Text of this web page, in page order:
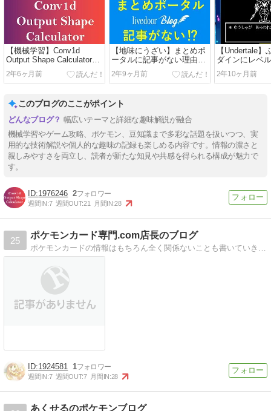
【機械学習】Conv1d
Output Shape Calculatorを
作りました【Python】
2年6ヶ月前
【地味にうざい】まとめポ
ータルに記事がない理由と
対処法【解析】
2年9ヶ月前
【Undertale】
ダインにレベ
11, レベル12
2年10ヶ月前
このブログのここがポイント
幅広いテーマと詳細な趣味解説が融合
機械学習やゲーム攻略、ポケモン、豆知識まで多彩な話題を扱いつつ、実
用的な技術解説や個人的な趣味の記録も楽しめる内容です。情報の濃さと
親しみやすさを両立し、読者が新たな知見や共感を得られる構成が魅力で
す。
1976246 2
週間IN:7 週間OUT:21 月間IN:28
25
ポケモンカード専門.com店長のブログ
1924581 1
週間IN:7 週間OUT:7 月間IN:28
あくせるのポケモンブログ